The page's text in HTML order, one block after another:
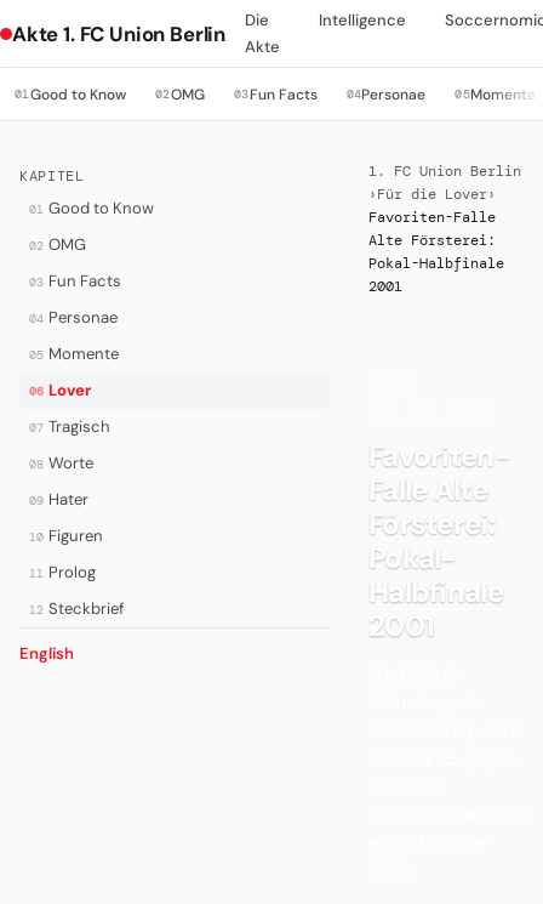
Akte 1. FC Union Berlin
Die
Akte
Intelligence
01Good to Know 02OMG 03Fun Facts 04Personae 05Momente
KAPITEL
01 Good to Know
02 OMG
03 Fun Facts
04 Personae
05 Momente
06 Lover
07 Tragisch
08 Worte
09 Hater
10 Figuren
11 Prolog
12 Steckbrief
English
1. FC Union Berlin
› Für die Lover›
Favoriten-Falle
Alte Försterei:
Pokal-Halbfinale
2001
Favoriten-
Falle Alte
Försterei:
Pokal-
Halbfinale
2001